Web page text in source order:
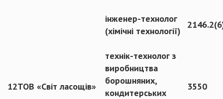
інженер-технолог
(хімічні технології)
12ТОВ «Світ ласощів»
технік-технолог з
виробництва
борошняних,
кондитерських
3550